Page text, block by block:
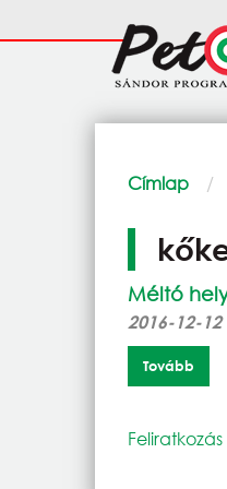
Fő
navigáció
Morzsa
Címlap
Méltó
2016-12-12
Tovább